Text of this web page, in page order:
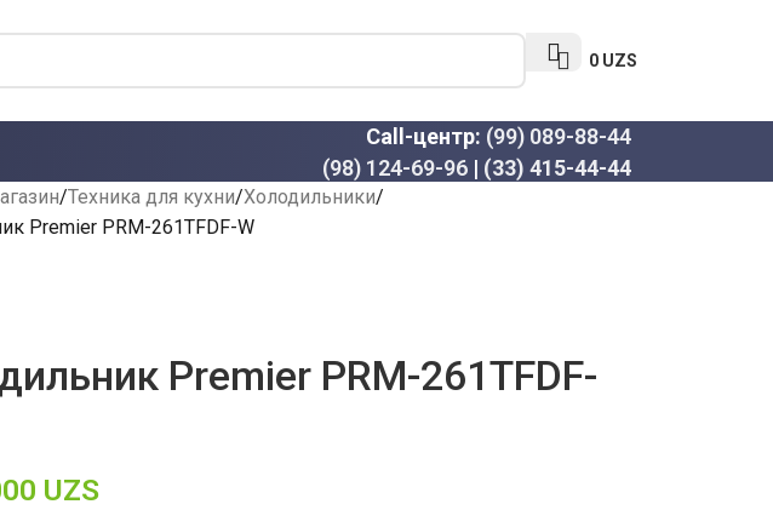
0 UZS
Call-центр: (99) 089-88-44
(98) 124-69-96 | (33) 415-44-44
Техника для кухни Холодильники
Premier PRM-261TFDF-W
Premier PRM-261TFDF-
UZS